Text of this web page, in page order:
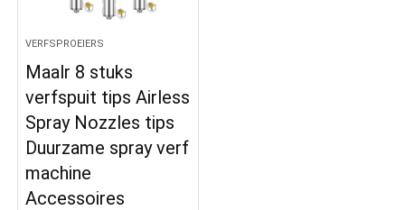
VERFSPROEIERS
Maalr 8 stuks
verfspuit tips Airless
Spray Nozzles tips
Duurzame spray verf
machine
Accessoires